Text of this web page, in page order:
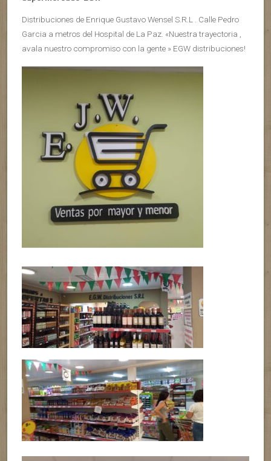
Distribuciones de Enrique Gustavo Wensel S.R.L . Calle Pedro
Garcia a metros del Hospital de La Paz. «Nuestra trayectoria ,
avala nuestro compromiso con la gente » EGW distribuciones!